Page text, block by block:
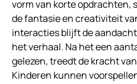
vorm van korte opdrachten,
de fantasie en creativiteit
interacties blijft de
het verhaal. Na het een
gelezen, treedt de kracht
Kinderen kunnen